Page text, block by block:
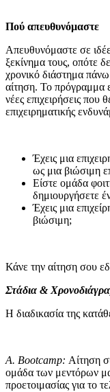
Πού απευθυνόμαστε
Απευθυνόμαστε σε
ξεκίνημα τους, οπότε
χρονικό διάστημα
αίτηση. Το πρόγραμμα
νέες επιχειρήσεις
επιχειρηματικής
Έχεις μια
ως μια βιώσιμη
Είστε ομάδα
δημιουργήσετε
Έχεις μια
βιώσιμη;
Κάνε την αίτηση σου
Στάδια &
Η διαδικασία της
Α. Bootcamp: Αίτηση
ομάδα των μεντόρων
προετοιμασίας για το